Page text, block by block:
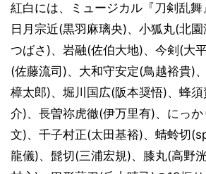
紅白には、ミュージカル『刀剣乱
日月宗近(黒羽麻璃央)、小狐丸(北
つばさ)、岩融(佐伯大地)、今剣(大
(佐藤流司)、大和守安定(鳥越裕貴)
樟太郎)、堀川国広(阪本奨悟)、蜂
介)、長曽祢虎徹(伊万里有)、にっ
文)、千子村正(太田基裕)、蜻蛉切
龍儀)、髭切(三浦宏規)、膝丸(高野